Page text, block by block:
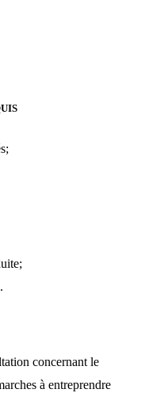
concernant le
à entreprendre